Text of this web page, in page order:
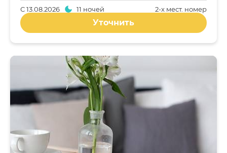
2-x мест. номер
С13.08.2026 11 ночей
Уточнить